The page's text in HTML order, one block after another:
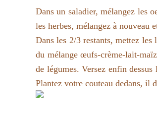
Dans un saladier, mélangez les
les herbes, mélangez à nouveau
Dans les 2/3 restants, mettez
du mélange œufs-crème-lait-
de légumes. Versez enfin
Plantez votre couteau dedans, il